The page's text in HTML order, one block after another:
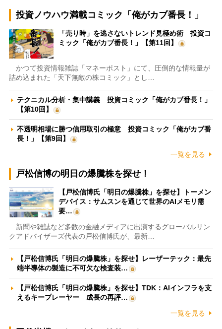
投資ノウハウ満載コミック「俺がカブ番長！」
「売り時」を逃さないトレンド見極め術 投資コ
ミック「俺がカブ番長！」【第11回】
かつて投資情報雑誌「マネーポスト」にて、圧倒的な情報量が
詰め込まれた「天下無敵の株コミック」とし…
テクニカル分析・集中講義 投資コミック「俺がカブ番長！」
【第10回】
不透明相場に勝つ信用取引の極意 投資コミック「俺がカブ番
長！」【第9回】
一覧を見る
戸松信博の明日の爆騰株を探せ！
【戸松信博氏「明日の爆騰株」を探せ】トーメン
デバイス：サムスンを通じて世界のAIメモリ需
要…
新聞や雑誌など多数の金融メディアに出演するグローバルリン
クアドバイザーズ代表の戸松信博氏が、最新…
【戸松信博氏「明日の爆騰株」を探せ】レーザーテック：最先
端半導体の製造に不可欠な検査装…
【戸松信博氏「明日の爆騰株」を探せ】TDK：AIインフラを支
えるキープレーヤー 成長の再評…
一覧を見る